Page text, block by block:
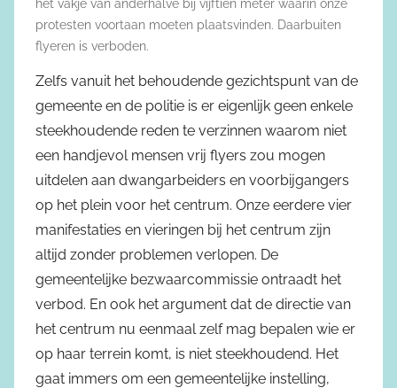
het vakje van anderhalve bij vijftien meter waarin onze
protesten voortaan moeten plaatsvinden. Daarbuiten
flyeren is verboden.
Zelfs vanuit het behoudende gezichtspunt van de
gemeente en de politie is er eigenlijk geen enkele
steekhoudende reden te verzinnen waarom niet
een handjevol mensen vrij flyers zou mogen
uitdelen aan dwangarbeiders en voorbijgangers
op het plein voor het centrum. Onze eerdere vier
manifestaties en vieringen bij het centrum zijn
altijd zonder problemen verlopen. De
gemeentelijke bezwaarcommissie ontraadt het
verbod. En ook het argument dat de directie van
het centrum nu eenmaal zelf mag bepalen wie er
op haar terrein komt, is niet steekhoudend. Het
gaat immers om een gemeentelijke instelling,